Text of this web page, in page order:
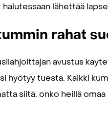
lähettää
rahat
avustus
hyötyy tuesta. Kaikki
siitä, onko heillä